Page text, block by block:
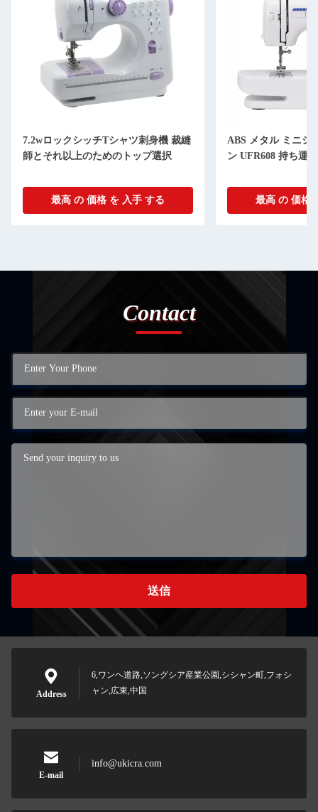
7.2wロックシッチTシャツ刺身機 裁縫
師とそれ以上のためのトップ選択
最高 の 価格 を 入手 する
ABS メタル ミニシ
ン UFR608 持ち運
最高 の 価格
Contact
送信
Address
6,ワンヘ道路,ソングシア産業公園,シシャン町,フォシ
ャン,広東,中国
E-mail
info@ukicra.com